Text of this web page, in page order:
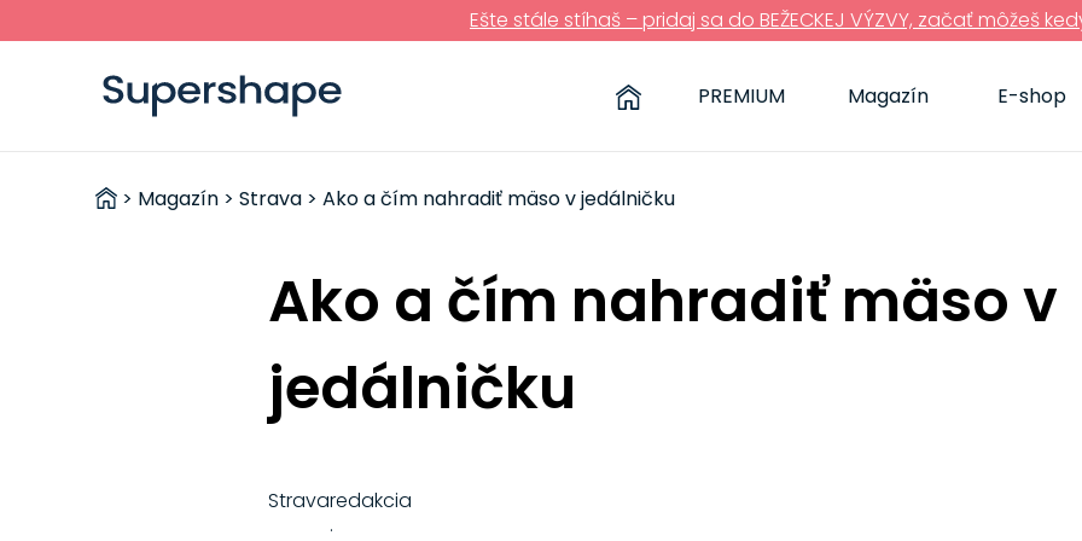
Ešte stále stíhaš – pridaj sa do BEŽECKEJ VÝZVY, začať môžeš
PREMIUM Magazín E-shop
ZDRAVÉ
> Magazín >Strava > Ako a čím nahradiť mäso v jedálničku
Ako a čím nahradiť mäso v
jedálničku
Stravaredakcia
·